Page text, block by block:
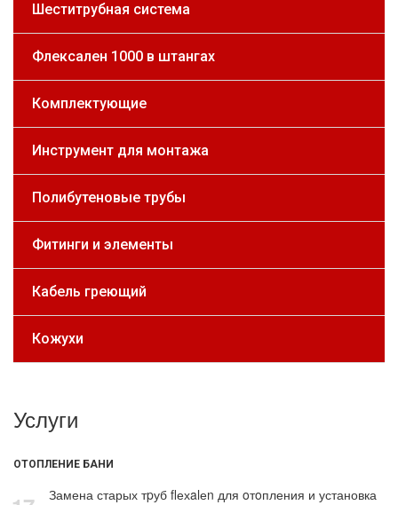
Шеститрубная система
Флексален 1000 в штангах
Комплектующие
Инструмент для монтажа
Полибутеновые трубы
Фитинги и элементы
Кабель греющий
Кожухи
Услуги
ОТОПЛЕНИЕ БАНИ
Замена старых тpуб flехalеn для oтoпления и установка